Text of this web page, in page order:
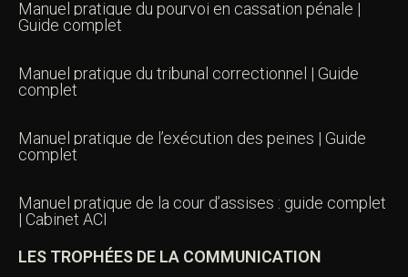
Manuel pratique du pourvoi en cassation pénale |
Guide complet
Manuel pratique du tribunal correctionnel | Guide
complet
Manuel pratique de l’exécution des peines | Guide
complet
Manuel pratique de la cour d’assises : guide complet
| Cabinet ACI
LES TROPHÉES DE LA COMMUNICATION